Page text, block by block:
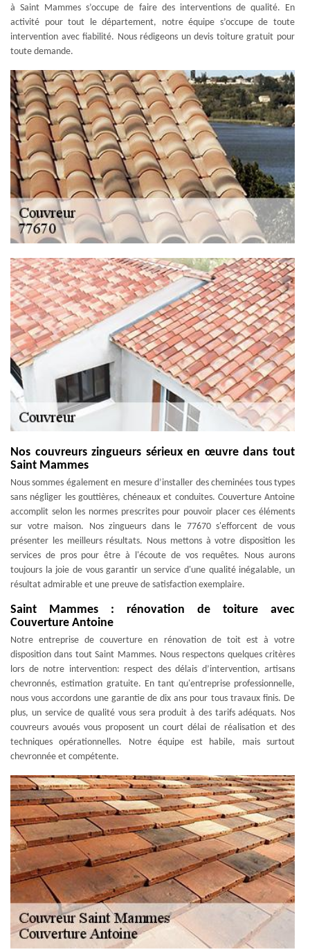
à Saint Mammes s’occupe de faire des interventions de qualité. En
activité pour tout le département, notre équipe s’occupe de toute
intervention avec fiabilité. Nous rédigeons un devis toiture gratuit pour
toute demande.
Nos couvreurs zingueurs sérieux en œuvre dans tout
Saint Mammes
Nous sommes également en mesure d’installer des cheminées tous types
sans négliger les gouttières, chéneaux et conduites. Couverture Antoine
accomplit selon les normes prescrites pour pouvoir placer ces éléments
sur votre maison. Nos zingueurs dans le 77670 s'efforcent de vous
présenter les meilleurs résultats. Nous mettons à votre disposition les
services de pros pour être à l'écoute de vos requêtes. Nous aurons
toujours la joie de vous garantir un service d'une qualité inégalable, un
résultat admirable et une preuve de satisfaction exemplaire.
Saint Mammes : rénovation de toiture avec
Couverture Antoine
Notre entreprise de couverture en rénovation de toit est à votre
disposition dans tout Saint Mammes. Nous respectons quelques critères
lors de notre intervention: respect des délais d’intervention, artisans
chevronnés, estimation gratuite. En tant qu'entreprise professionnelle,
nous vous accordons une garantie de dix ans pour tous travaux finis. De
plus, un service de qualité vous sera produit à des tarifs adéquats. Nos
couvreurs avoués vous proposent un court délai de réalisation et des
techniques opérationnelles. Notre équipe est habile, mais surtout
chevronnée et compétente.